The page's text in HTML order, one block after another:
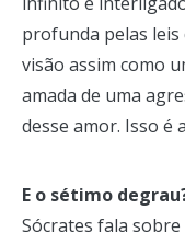
profunda pelas
visão assim como
amada de uma
desse amor. Isso é
E o sétimo
Sócrates fala sobre